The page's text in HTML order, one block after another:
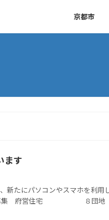
京都市
ます
新たにパソコンやスマホを利用
数 ■一般募集 府営住